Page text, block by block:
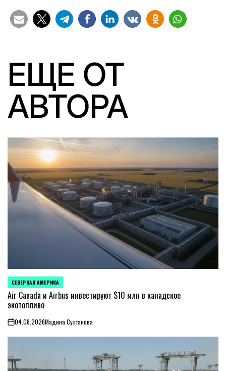
ЕЩЕ ОТ
АВТОРА
ОПУБЛИКОВАНО
В
СЕВЕРНАЯ АМЕРИКА
Air Canada и Airbus инвестируют $10 млн в канадское
экотопливо
on04.08.2026Мадина Султанова